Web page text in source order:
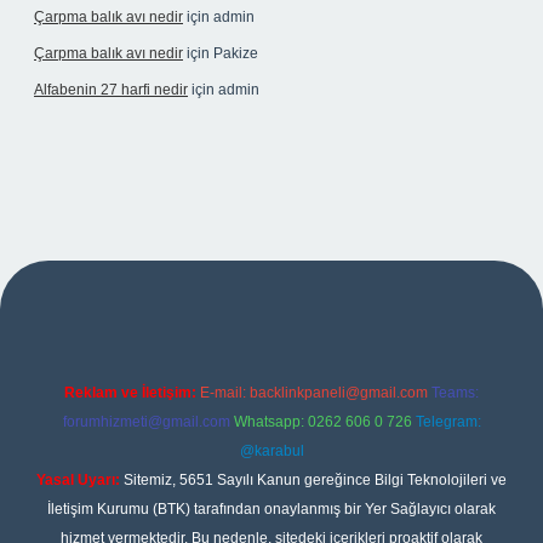
Çarpma balık avı nedir için admin
Çarpma balık avı nedir için Pakize
Alfabenin 27 harfi nedir için admin
giriş
Reklam ve İletişim: E-mail: backlinkpaneli@gmail.com Teams:
forumhizmeti@gmail.com Whatsapp: 0262 606 0 726 Telegram:
@karabul
Yasal Uyarı: Sitemiz, 5651 Sayılı Kanun gereğince Bilgi Teknolojileri ve
İletişim Kurumu (BTK) tarafından onaylanmış bir Yer Sağlayıcı olarak
hizmet vermektedir. Bu nedenle, sitedeki içerikleri proaktif olarak